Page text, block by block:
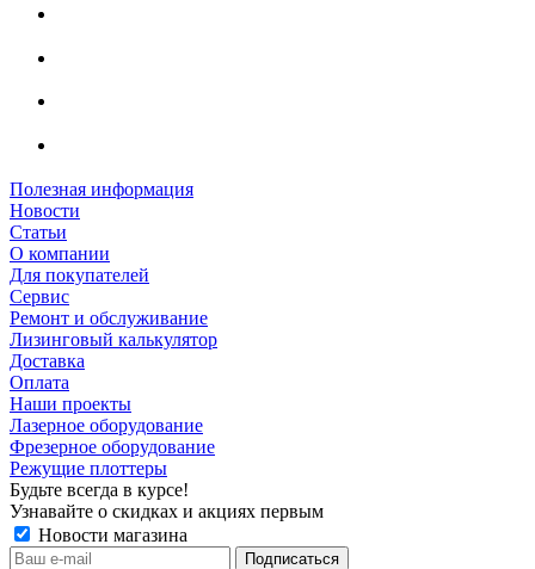
Полезная информация
Новости
Статьи
О компании
Для покупателей
Сервис
Ремонт и обслуживание
Лизинговый калькулятор
Доставка
Оплата
Наши проекты
Лазерное оборудование
Фрезерное оборудование
Режущие плоттеры
Будьте всегда в курсе!
Узнавайте о скидках и акциях первым
Новости магазина